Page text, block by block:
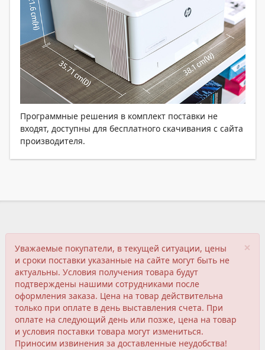
Программные решения в комплект поставки не
входят, доступны для бесплатного скачивания с сайта
производителя.
×
Уважаемые покупатели, в текущей ситуации, цены
и сроки поставки указанные на сайте могут быть не
актуальны. Условия получения товара будут
подтверждены нашими сотрудниками после
оформления заказа. Цена на товар действительна
только при оплате в день выставления счета. При
оплате на следующий день или позже, цена на товар
и условия поставки товара могут измениться.
Приносим извинения за доставленные неудобства!